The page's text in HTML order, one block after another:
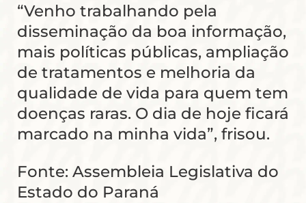
“Venho trabalhando pela
disseminação da boa informação,
mais políticas públicas, ampliação
de tratamentos e melhoria da
qualidade de vida para quem tem
doenças raras. O dia de hoje ficará
marcado na minha vida”, frisou.
Fonte: Assembleia Legislativa do
Estado do Paraná